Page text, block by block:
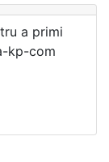
a primi
kp-com